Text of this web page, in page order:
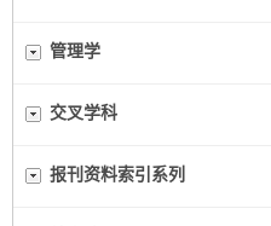
管理学
交叉学科
报刊资料索引系列